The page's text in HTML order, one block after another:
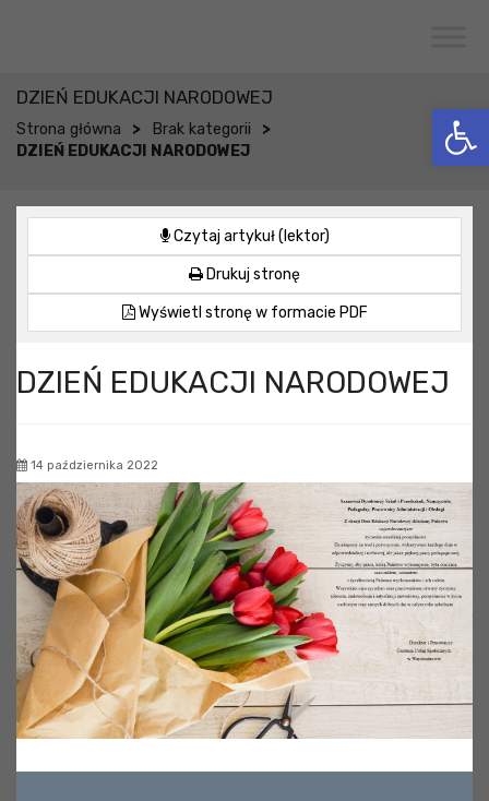
DZIEŃ EDUKACJI NARODOWEJ
Strona główna > Brak kategorii >
DZIEŃ EDUKACJI NARODOWEJ
Czytaj artykuł (lektor)
Drukuj stronę
Wyświetl stronę w formacie PDF
DZIEŃ EDUKACJI NARODOWEJ
14 października 2022